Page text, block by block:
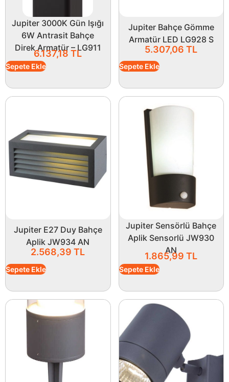
Jupiter 3000K Gün Işığı
6W Antrasit Bahçe
Direk Armatür – LG911
6.137,18 TL
Sepete Ekle
Jupiter Bahçe Gömme
Armatür LED LG928 S
5.307,06 TL
Sepete Ekle
Jupiter E27 Duy Bahçe
Aplik JW934 AN
2.568,39 TL
Sepete Ekle
Jupiter Sensörlü Bahçe
Aplik Sensorlü JW930
AN
1.865,99 TL
Sepete Ekle